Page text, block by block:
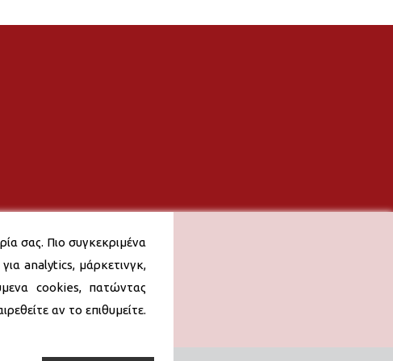
σας. Πιο συγκεκριμένα
analytics, μάρκετινγκ,
cookies, πατώντας
αν το επιθυμείτε.